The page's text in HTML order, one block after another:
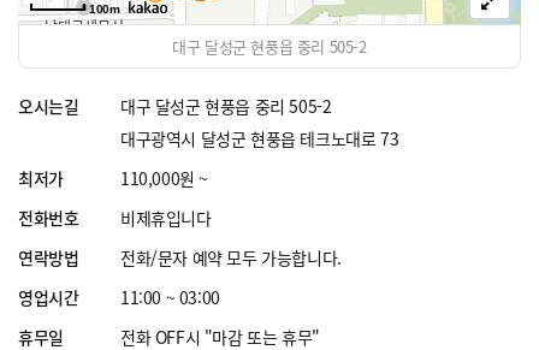
100m
대구 달성군 현풍읍 중리 505-2
오시는길
대구 달성군 현풍읍 중리 505-2
대구광역시 달성군 현풍읍 테크노대로 73
최저가
110,000원 ~
전화번호
비제휴입니다
연락방법
전화/문자 예약 모두 가능합니다.
영업시간
11:00 ~ 03:00
휴무일
전화 OFF시 "마감 또는 휴무"